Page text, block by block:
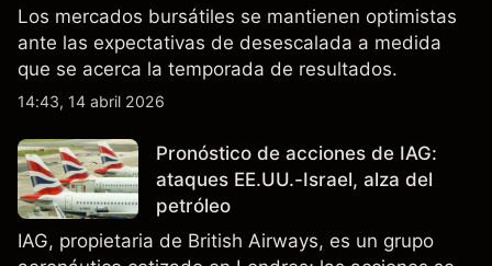
Los mercados bursátiles se mantienen optimistas
ante las expectativas de desescalada a medida
que se acerca la temporada de resultados.
14:43, 14 abril 2026
Pronóstico de acciones de IAG:
ataques EE.UU.-Israel, alza del
petróleo
IAG, propietaria de British Airways, es un grupo